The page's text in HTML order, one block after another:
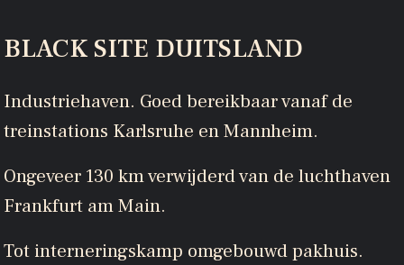
BLACK SITE DUITSLAND
Industriehaven. Goed bereikbaar vanaf de
treinstations Karlsruhe en Mannheim.
Ongeveer 130 km verwijderd van de luchthaven
Frankfurt am Main.
Tot interneringskamp omgebouwd pakhuis.